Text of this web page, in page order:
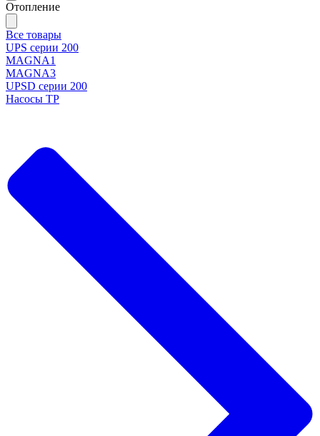
Отопление
Все товары
UPS серии 200
MAGNA1
MAGNA3
UPSD серии 200
Насосы TP